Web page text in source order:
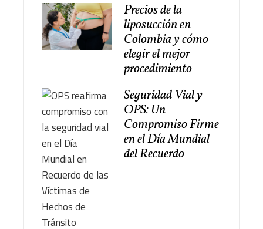
Precios de la
liposucción en
Colombia y cómo
elegir el mejor
procedimiento
Seguridad Vial y
OPS: Un
Compromiso Firme
en el Día Mundial
del Recuerdo